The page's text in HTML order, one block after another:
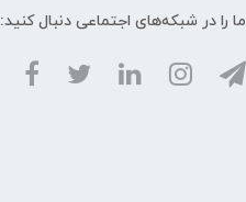
ما را در شبکه‌های اجتماعی دنبال کنید: